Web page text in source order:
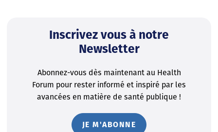
Inscrivez vous à notre
Newsletter
Abonnez-vous dès maintenant au Health
Forum pour rester informé et inspiré par les
avancées en matière de santé publique !
JE M'ABONNE